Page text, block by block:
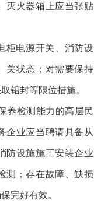
灭火器箱上应当张贴
柜电源开关、消防设
关状态；对需要保持
铅封等限位措施。
养检测能力的高层民
企业应当聘请具备从
防设施施工安装企业
测；存在故障、缺损
完好有效。